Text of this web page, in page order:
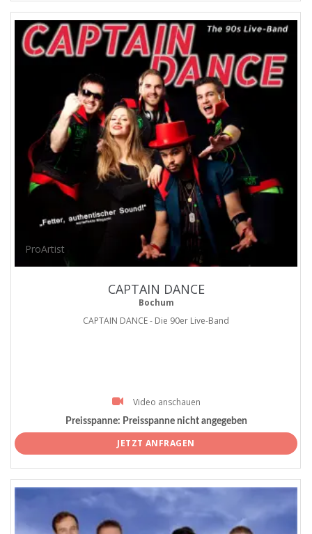
ProArtist
CAPTAIN DANCE
Bochum
CAPTAIN DANCE - Die 90er Live-Band
Video anschauen
Preisspanne: Preisspanne nicht angegeben
JETZT ANFRAGEN